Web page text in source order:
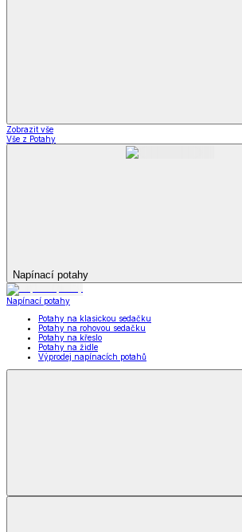
Zobrazit vše
Vše z Potahy
Napínací potahy
Napínací potahy
Potahy na klasickou sedačku
Potahy na rohovou sedačku
Potahy na křeslo
Potahy na židle
Výprodej napínacích potahů